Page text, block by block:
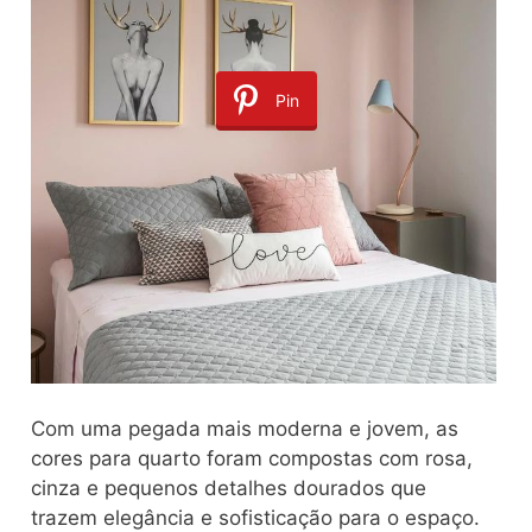
Pin
Com uma pegada mais moderna e jovem, as
cores para quarto foram compostas com rosa,
cinza e pequenos detalhes dourados que
trazem elegância e sofisticação para o espaço.